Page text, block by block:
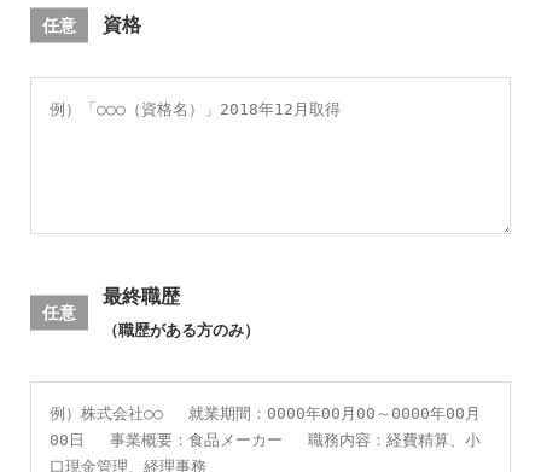
資格
任意
最終職歴
任意
（職歴がある方のみ）